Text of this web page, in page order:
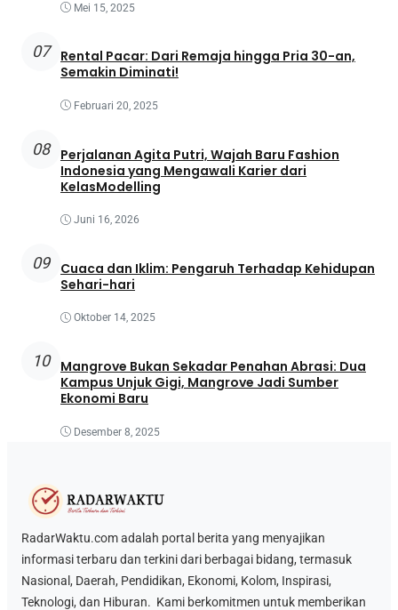
Mei 15, 2025
07
Rental Pacar: Dari Remaja hingga Pria 30-an,
Semakin Diminati!
Februari 20, 2025
08
Perjalanan Agita Putri, Wajah Baru Fashion
Indonesia yang Mengawali Karier dari
KelasModelling
Juni 16, 2026
09
Cuaca dan Iklim: Pengaruh Terhadap Kehidupan
Sehari-hari
Oktober 14, 2025
10
Mangrove Bukan Sekadar Penahan Abrasi: Dua
Kampus Unjuk Gigi, Mangrove Jadi Sumber
Ekonomi Baru
Desember 8, 2025
RadarWaktu.com adalah portal berita yang menyajikan
informasi terbaru dan terkini dari berbagai bidang, termasuk
Nasional, Daerah, Pendidikan, Ekonomi, Kolom, Inspirasi,
Teknologi, dan Hiburan. Kami berkomitmen untuk memberikan